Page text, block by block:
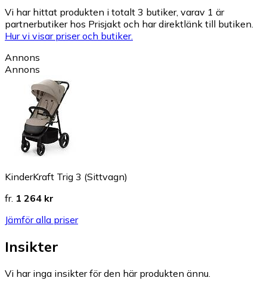
Vi har hittat produkten i totalt 3 butiker, varav 1 är
partnerbutiker hos Prisjakt och har direktlänk till butiken.
Hur vi visar priser och butiker.
Annons
Annons
KinderKraft Trig 3 (Sittvagn)
fr. 1 264 kr
Jämför alla priser
Insikter
Vi har inga insikter för den här produkten ännu.